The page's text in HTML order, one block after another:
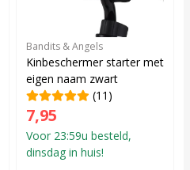
Bandits & Angels
Kinbeschermer starter met
eigen naam zwart
(11)
7,95
Voor 23:59u besteld,
dinsdag in huis!